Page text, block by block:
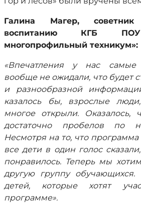
Галина Магер,
воспитанию КГБ ПОУ
многопрофильный техникум»:
«Впечатления у нас
вообще не ожидали, что будет
и разнообразной
казалось бы, взрослые
многое открыли.
достаточно пробелов по
Несмотря на то, что
все дети в один голос
понравилось. Теперь мы
другую группу
детей, которые хотят
программе».